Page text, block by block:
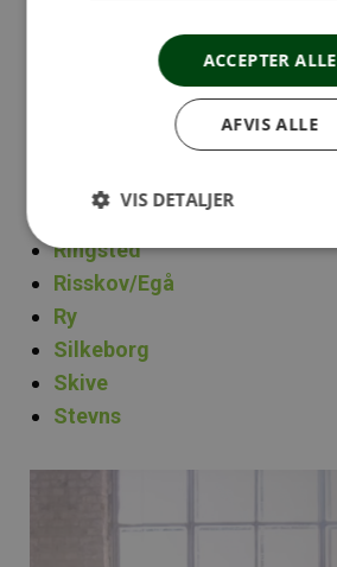
Juelsminde
Middelfart / Sjællandsvej
Odense
Ringsted
Risskov/Egå
Ry
Silkeborg
Skive
Stevns
ACCEPTER ALLE
AFVIS ALLE
VIS DETALJER